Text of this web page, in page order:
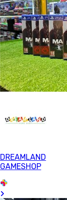
DREAMLAND
GAMESHOP